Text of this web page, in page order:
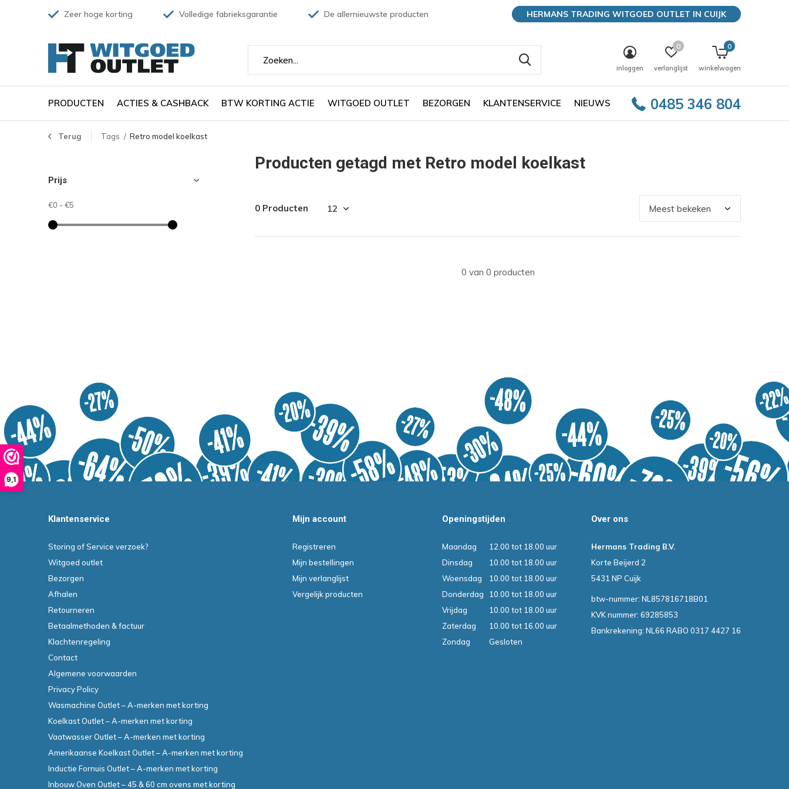
9,1
PRODUCTEN ACTIES & CASHBACK BTW KORTING ACTIE WITGOED OUTLET BEZORGEN KLANTENSERVICE NIEUWS 0485 346 804
inloggen verlanglijst
0
winkelwagen
0
Zeer hoge korting Volledige fabrieksgarantie De allernieuwste producten HERMANS TRADING WITGOED OUTLET IN CUIJK
Terug Tags Retro model koelkast
Producten getagd met Retro model koelkast
0 Producten
0 van 0 producten
Prijs
€0 - €5
Klantenservice
Storing of Service verzoek?
Witgoed outlet
Bezorgen
Afhalen
Retourneren
Betaalmethoden & factuur
Klachtenregeling
Contact
Algemene voorwaarden
Privacy Policy
Wasmachine Outlet – A-merken met korting
Koelkast Outlet – A-merken met korting
Vaatwasser Outlet – A-merken met korting
Amerikaanse Koelkast Outlet – A-merken met korting
Inductie Fornuis Outlet – A-merken met korting
Inbouw Oven Outlet – 45 & 60 cm ovens met korting
Mijn account
Registreren
Mijn bestellingen
Mijn verlanglijst
Vergelijk producten
Openingstijden
Maandag
12.00 tot 18.00 uur
Dinsdag
10.00 tot 18.00 uur
Woensdag
10.00 tot 18.00 uur
Donderdag
10.00 tot 18.00 uur
Vrijdag
10.00 tot 18.00 uur
Zaterdag
10.00 tot 16.00 uur
Zondag
Gesloten
Over ons
Hermans Trading B.V.
Korte Beijerd 2
5431 NP Cuijk
btw-nummer: NL857816718B01
KVK nummer: 69285853
Bankrekening: NL66 RABO 0317 4427 16